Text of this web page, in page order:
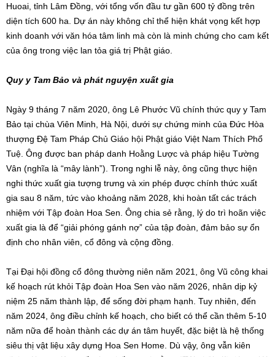
Huoai, tỉnh Lâm Đồng, với tổng vốn đầu tư gần 600 tỷ đồng trên
diện tích 600 ha. Dự án này không chỉ thể hiện khát vọng kết hợp
kinh doanh với văn hóa tâm linh mà còn là minh chứng cho cam kết
của ông trong việc lan tỏa giá trị Phật giáo.
Quy y Tam Bảo và phát nguyện xuất gia
Ngày 9 tháng 7 năm 2020, ông Lê Phước Vũ chính thức quy y Tam
Bảo tại chùa Viên Minh, Hà Nội, dưới sự chứng minh của Đức Hòa
thượng Đệ Tam Pháp Chủ Giáo hội Phật giáo Việt Nam Thích Phổ
Tuệ. Ông được ban pháp danh Hoằng Lược và pháp hiệu Tường
Vân (nghĩa là “mây lành”). Trong nghi lễ này, ông cũng thực hiện
nghi thức xuất gia tượng trưng và xin phép được chính thức xuất
gia sau 8 năm, tức vào khoảng năm 2028, khi hoàn tất các trách
nhiệm với Tập đoàn Hoa Sen. Ông chia sẻ rằng, lý do trì hoãn việc
xuất gia là để “giải phóng gánh nợ” của tập đoàn, đảm bảo sự ổn
định cho nhân viên, cổ đông và cộng đồng.
Tại Đại hội đồng cổ đông thường niên năm 2021, ông Vũ công khai
kế hoạch rút khỏi Tập đoàn Hoa Sen vào năm 2026, nhân dịp kỷ
niệm 25 năm thành lập, để sống đời phạm hạnh. Tuy nhiên, đến
năm 2024, ông điều chỉnh kế hoạch, cho biết có thể cần thêm 5-10
năm nữa để hoàn thành các dự án tâm huyết, đặc biệt là hệ thống
siêu thị vật liệu xây dựng Hoa Sen Home. Dù vậy, ông vẫn kiên